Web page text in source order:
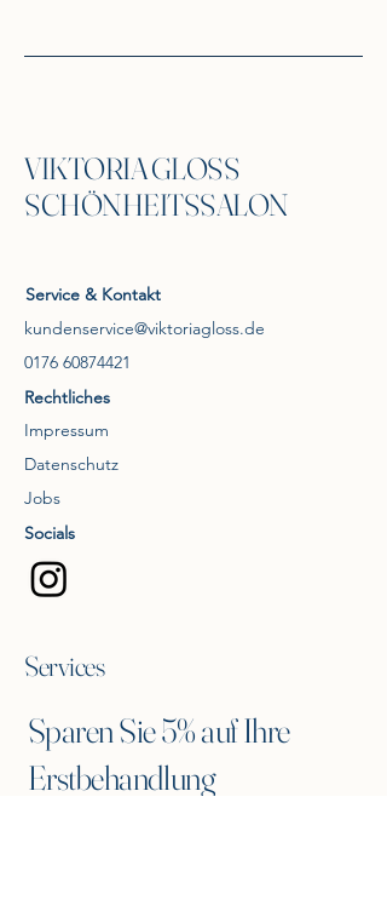
VIKTORIA GLOSS
SCHÖNHEITSSALON
Service & Kontakt
kundenservice@viktoriagloss.de
0176 60874421
Rechtliches
Impressum
Datenschutz
Jobs
Socials
Services
Sparen Sie 5% auf Ihre
Erstbehandlung